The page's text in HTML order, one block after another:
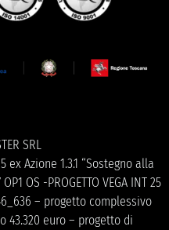
SRL
Azione 1.3.1 “Sostegno alla
OS -PROGETTO VEGA INT 25
– progetto complessivo
43.320 euro – progetto di